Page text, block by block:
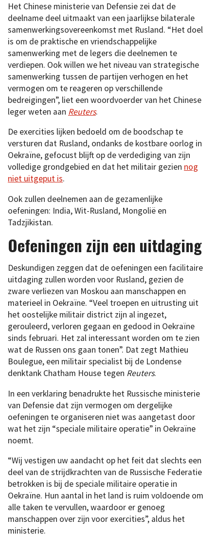
Het Chinese ministerie van Defensie zei dat de
deelname deel uitmaakt van een jaarlijkse bilaterale
samenwerkingsovereenkomst met Rusland. “Het doel
is om de praktische en vriendschappelijke
samenwerking met de legers die deelnemen te
verdiepen. Ook willen we het niveau van strategische
samenwerking tussen de partijen verhogen en het
vermogen om te reageren op verschillende
bedreigingen”, liet een woordvoerder van het Chinese
leger weten aan Reuters.
De exercities lijken bedoeld om de boodschap te
versturen dat Rusland, ondanks de kostbare oorlog in
Oekraïne, gefocust blijft op de verdediging van zijn
volledige grondgebied en dat het militair gezien nog
niet uitgeput is.
Ook zullen deelnemen aan de gezamenlijke
oefeningen: India, Wit-Rusland, Mongolië en
Tadzjikistan.
Oefeningen zijn een uitdaging
Deskundigen zeggen dat de oefeningen een facilitaire
uitdaging zullen worden voor Rusland, gezien de
zware verliezen van Moskou aan manschappen en
materieel in Oekraïne. “Veel troepen en uitrusting uit
het oostelijke militair district zijn al ingezet,
gerouleerd, verloren gegaan en gedood in Oekraïne
sinds februari. Het zal interessant worden om te zien
wat de Russen ons gaan tonen”. Dat zegt Mathieu
Boulegue, een militair specialist bij de Londense
denktank Chatham House tegen Reuters.
In een verklaring benadrukte het Russische ministerie
van Defensie dat zijn vermogen om dergelijke
oefeningen te organiseren niet was aangetast door
wat het zijn “speciale militaire operatie” in Oekraïne
noemt.
“Wij vestigen uw aandacht op het feit dat slechts een
deel van de strijdkrachten van de Russische Federatie
betrokken is bij de speciale militaire operatie in
Oekraïne. Hun aantal in het land is ruim voldoende om
alle taken te vervullen, waardoor er genoeg
manschappen over zijn voor exercities”, aldus het
ministerie.